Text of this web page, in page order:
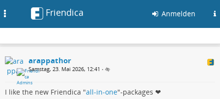
Friendica Anmelden
arappathor
Samstag, 23. Mai 2026, 12:41 •
I like the new Friendica "all-in-one"-packages ❤